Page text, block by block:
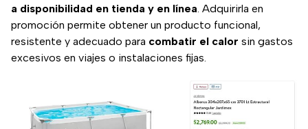
a disponibilidad en tienda y en línea. Adquirirla en
promoción permite obtener un producto funcional,
resistente y adecuado para combatir el calor sin gastos
excesivos en viajes o instalaciones fijas.